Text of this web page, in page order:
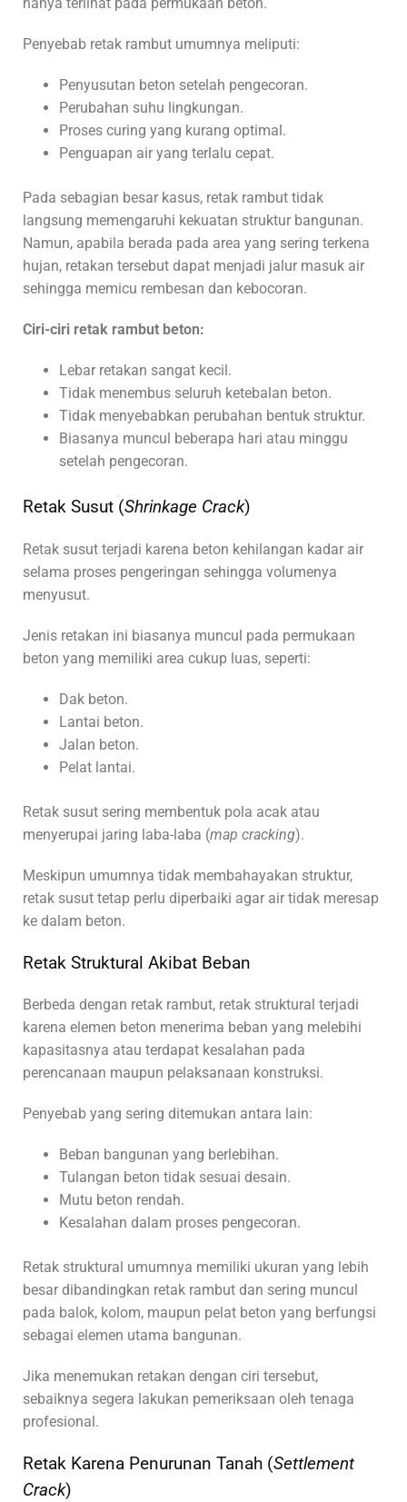
Penyebab retak rambut umumnya meliputi:
Penyusutan beton setelah pengecoran.
Perubahan suhu lingkungan.
Proses curing yang kurang optimal.
Penguapan air yang terlalu cepat.
Pada sebagian besar kasus, retak rambut tidak
langsung memengaruhi kekuatan struktur bangunan.
Namun, apabila berada pada area yang sering terkena
hujan, retakan tersebut dapat menjadi jalur masuk air
sehingga memicu rembesan dan kebocoran.
Ciri-ciri retak rambut beton:
Lebar retakan sangat kecil.
Tidak menembus seluruh ketebalan beton.
Tidak menyebabkan perubahan bentuk struktur.
Biasanya muncul beberapa hari atau minggu
setelah pengecoran.
Retak Susut (Shrinkage Crack)
Retak susut terjadi karena beton kehilangan kadar air
selama proses pengeringan sehingga volumenya
menyusut.
Jenis retakan ini biasanya muncul pada permukaan
beton yang memiliki area cukup luas, seperti:
Dak beton.
Lantai beton.
Jalan beton.
Pelat lantai.
Retak susut sering membentuk pola acak atau
menyerupai jaring laba-laba (map cracking).
Meskipun umumnya tidak membahayakan struktur,
retak susut tetap perlu diperbaiki agar air tidak meresap
ke dalam beton.
Retak Struktural Akibat Beban
Berbeda dengan retak rambut, retak struktural terjadi
karena elemen beton menerima beban yang melebihi
kapasitasnya atau terdapat kesalahan pada
perencanaan maupun pelaksanaan konstruksi.
Penyebab yang sering ditemukan antara lain:
Beban bangunan yang berlebihan.
Tulangan beton tidak sesuai desain.
Mutu beton rendah.
Kesalahan dalam proses pengecoran.
Retak struktural umumnya memiliki ukuran yang lebih
besar dibandingkan retak rambut dan sering muncul
pada balok, kolom, maupun pelat beton yang berfungsi
sebagai elemen utama bangunan.
Jika menemukan retakan dengan ciri tersebut,
sebaiknya segera lakukan pemeriksaan oleh tenaga
profesional.
Retak Karena Penurunan Tanah (Settlement
Crack)